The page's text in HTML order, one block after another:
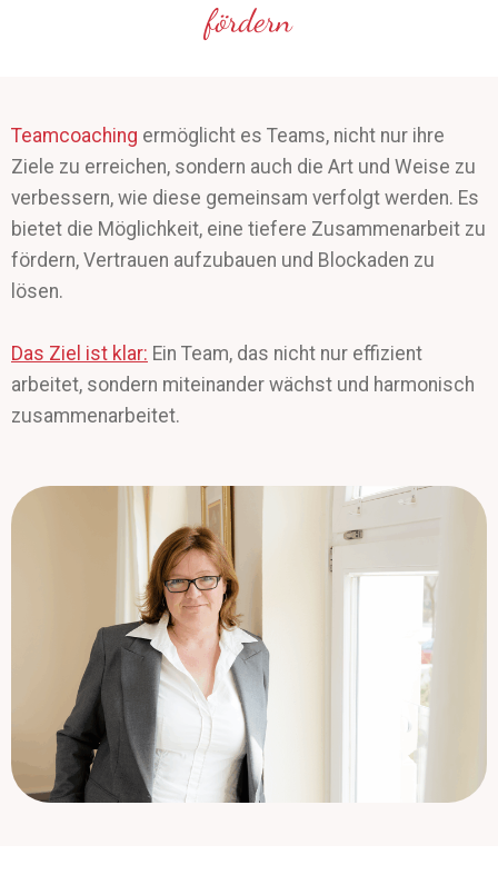
fördern
Teamcoaching ermöglicht es Teams, nicht nur ihre
Ziele zu erreichen, sondern auch die Art und Weise zu
verbessern, wie diese gemeinsam verfolgt werden. Es
bietet die Möglichkeit, eine tiefere Zusammenarbeit zu
fördern, Vertrauen aufzubauen und Blockaden zu
lösen.
Das Ziel ist klar: Ein Team, das nicht nur effizient
arbeitet, sondern miteinander wächst und harmonisch
zusammenarbeitet.